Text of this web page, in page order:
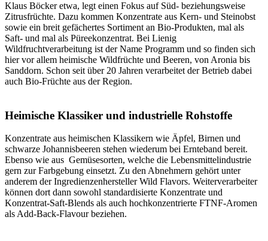
Klaus Böcker etwa, legt einen Fokus auf Süd- beziehungsweise
Zitrusfrüchte. Dazu kommen Konzen­trate aus Kern- und Steinobst
sowie ein breit gefächertes Sortiment an Bio-Produkten, mal als
Saft- und mal als Püreekonzentrat. Bei Lienig
Wildfruchtverarbeitung ist der Name Programm und so finden sich
hier vor allem heimische Wildfrüchte und Beeren, von Aronia bis
Sanddorn. Schon seit über 20 Jahren verarbeitet der Betrieb dabei
auch Bio-Früchte aus der Region.
Heimische Klassiker und industrielle Rohstoffe
Konzentrate aus heimischen Klassikern wie Äpfel, Birnen und
schwarze Johannisbeeren stehen wiederum bei Ernteband bereit.
Ebenso wie aus Gemüsesorten, welche die Lebensmittelindustrie
gern zur Farbgebung einsetzt. Zu den Abnehmern gehört unter
anderem der Ingredienzenhersteller Wild Flavors. Weiterverarbeiter
können dort dann sowohl standardisierte Konzentrate und
Konzentrat-Saft-Blends als auch hochkonzentrierte FTNF-Aromen
als Add-Back-Flavour beziehen.